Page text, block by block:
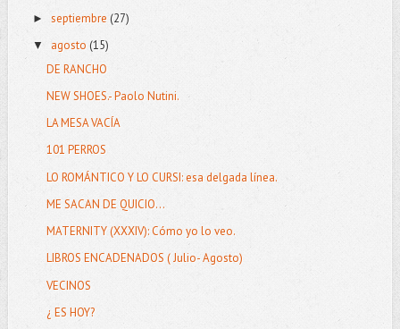
► septiembre (27)
▼ agosto (15)
DE RANCHO
NEW SHOES.- Paolo Nutini.
LA MESA VACÍA
101 PERROS
LO ROMÁNTICO Y LO CURSI: esa delgada línea.
ME SACAN DE QUICIO...
MATERNITY (XXXIV): Cómo yo lo veo.
LIBROS ENCADENADOS ( Julio- Agosto)
VECINOS
¿ ES HOY?